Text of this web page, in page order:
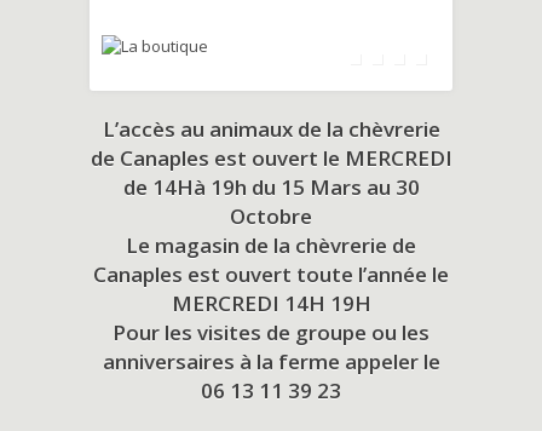
L’accès au animaux de la chèvrerie
de Canaples est ouvert le MERCREDI
de 14Hà 19h du 15 Mars au 30
Octobre
Le magasin de la chèvrerie de
Canaples est ouvert toute l’année le
MERCREDI 14H 19H
Pour les visites de groupe ou les
anniversaires à la ferme appeler le
06 13 11 39 23